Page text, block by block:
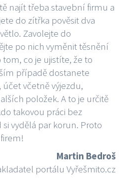
najít třeba stavební firmu a
do zítřka pověsit dva
Zavolejte do
po nich vyměnit těsnění
co je ujistíte, že to
případě dostanete
včetně výjezdu,
položek. A to je určitě
takovou práci bez
vydělá par korun. Proto
Martin Bedroš
portálu Vyřešmito.cz